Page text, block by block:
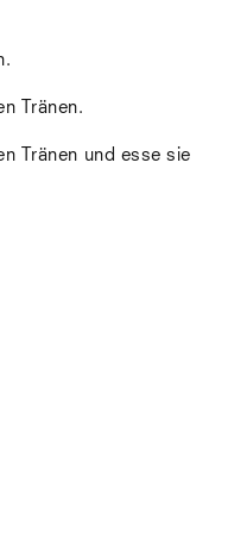
Tränen.
Tränen und esse sie